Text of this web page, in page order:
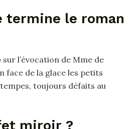
termine le roman
sur l’évocation de Mme de
face de la glace les petits
toujours défaits au
miroir ?